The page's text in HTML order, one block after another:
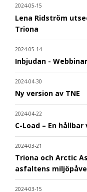
2024-05-15
Lena Ridström
Triona
2024-05-14
Inbjudan -
2024-04-30
Ny version av TNE
2024-04-22
C-Load – En
2024-03-21
Triona och Arctic
asfaltens
2024-03-15